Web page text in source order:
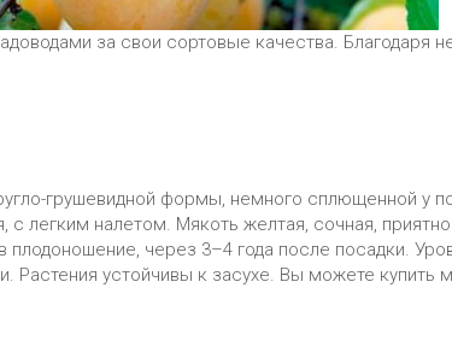
за свои сортовые качества. Благодаря
грушевидной формы, немного сплющенной у
с легким налетом. Мякоть желтая, сочная,
плодоношение, через 3–4 года после посадки.
Растения устойчивы к засухе. Вы можете